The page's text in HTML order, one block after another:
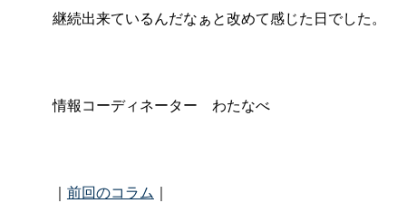
継続出来ているんだなぁと改めて感じた日でした。
情報コーディネーター わたなべ
｜ 前回のコラム ｜